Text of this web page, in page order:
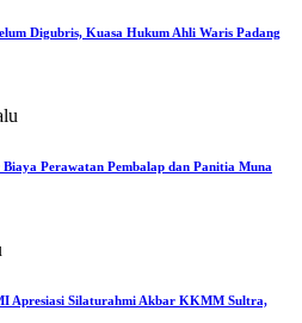
Digubris, Kuasa Hukum Ahli Waris Padang
Perawatan Pembalap dan Panitia Muna
Apresiasi Silaturahmi Akbar KKMM Sultra,